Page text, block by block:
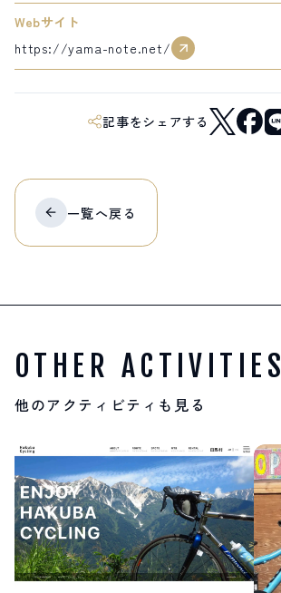
お問い合わせ 友だちになる
営業時間：9:00～17:00 定休日：無休
TEL.0261-85-4210 / FAX.0261-85-4240
Webサイト
https://yama-note.net/
記事をシェアする
一覧へ戻る
OTHER ACTIVITIES
他のアクティビティも見る